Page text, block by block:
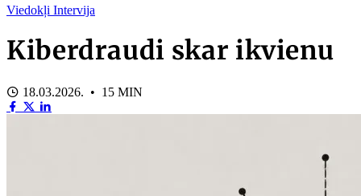
Viedokļi Intervija
Kiberdraudi skar ikvienu
18.03.2026. • 15 MIN